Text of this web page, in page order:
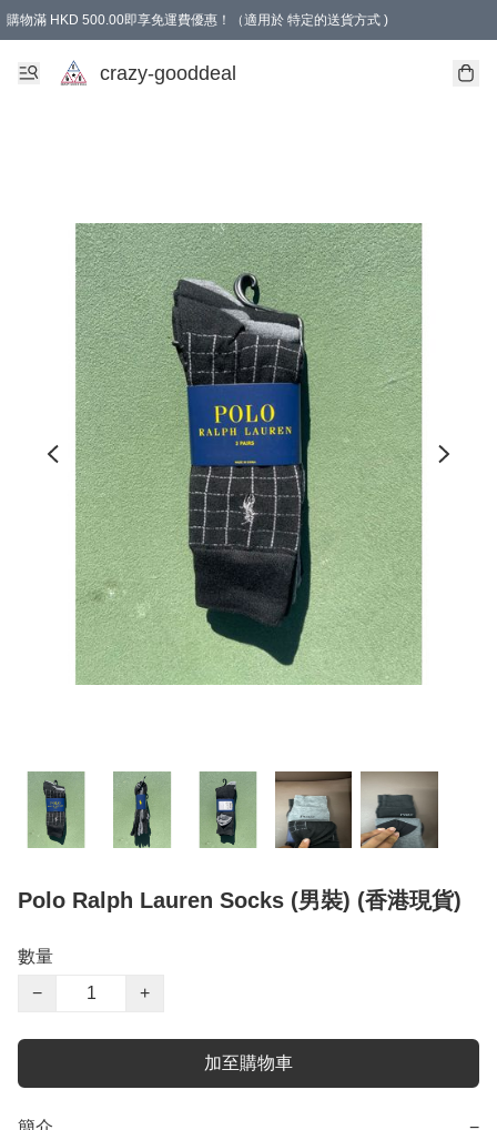
購物滿 HKD 500.00即享免運費優惠！（適用於 特定的送貨方式 )
成為會員可享免費禮品
crazy-gooddeal
Polo Ralph Lauren Socks (男裝) (香港現貨)
數量
−
+
加至購物車